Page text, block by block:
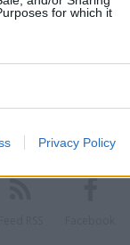
for which it
Privacy Policy
proposto
di Gallarate
.